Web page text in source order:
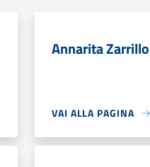
Annarita Zarrillo
VAI ALLA PAGINA